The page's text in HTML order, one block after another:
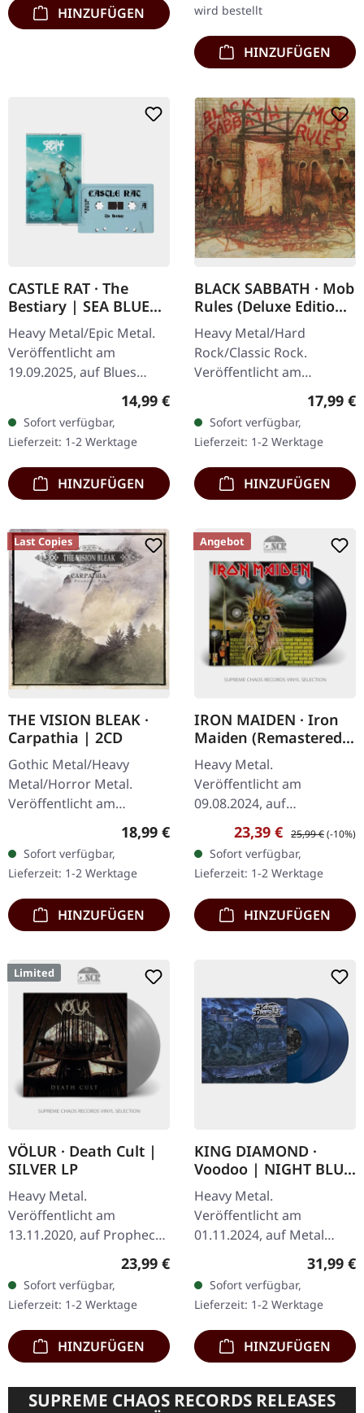
HINZUFÜGEN
wird bestellt
HINZUFÜGEN
CASTLE RAT · The
Bestiary | SEA BLUE
TAPE
Heavy Metal/Epic Metal.
Veröffentlicht am
19.09.2025, auf Blues
Funeral Recordings.
Transparent meerblaue
Musik-Kassstte. Das
mittelalterliche…
Regulärer Preis:
14,99 €
Sofort verfügbar,
Lieferzeit: 1-2 Werktage
HINZUFÜGEN
BLACK SABBATH · Mob
Rules (Deluxe Edition)
| 2CD
Heavy Metal/Hard
Rock/Classic Rock.
Veröffentlicht am
09.04.2010, auf Sanctuary
Records. 2CD Deluxe
Edition im Jewelcase.
Black Sabbaths "Mob
Rules"…
17,99 €
Sofort verfügbar,
Lieferzeit: 1-2 Werktage
HINZUFÜGEN
Last Copies
THE VISION BLEAK ·
Carpathia | 2CD
Gothic Metal/Heavy
Metal/Horror Metal.
Veröffentlicht am
29.08.2005, auf Prophecy
Productions. Deluxe-
Edition + Bonus-CD The
Vision Bleak kehren mit…
Regulärer Preis:
18,99 €
Sofort verfügbar,
Lieferzeit: 1-2 Werktage
HINZUFÜGEN
Angebot
IRON MAIDEN · Iron
Maiden (Remastered)
| BLACK LP
Heavy Metal.
Veröffentlicht am
09.08.2024, auf
Parlophone Records.
Remasterte Ausgabe auf
schwarzem Vinyl im
Standard-Cover. Das
selbstbetitelte…
Verkaufspreis:
23,39 € Regulärer Preis:
25,99 €(-10%)
Sofort verfügbar,
Lieferzeit: 1-2 Werktage
HINZUFÜGEN
Limited
VÖLUR · Death Cult |
SILVER LP
Heavy Metal.
Veröffentlicht am
13.11.2020, auf Prophecy
Productions. Silbernes
Vinyl mit bedruckter
Innenhülle. Limitiert auf
200 Exemplare. Völur…
Regulärer Preis:
23,99 €
Sofort verfügbar,
Lieferzeit: 1-2 Werktage
HINZUFÜGEN
KING DIAMOND ·
Voodoo | NIGHT BLUE
PEARL 2LP
Heavy Metal.
Veröffentlicht am
01.11.2024, auf Metal
Blade Records. Night Blue
"Pearl" Doppel-Vinyl im
Gatefold-Cover mit
Einleger und Poster.…
31,99 €
Sofort verfügbar,
Lieferzeit: 1-2 Werktage
HINZUFÜGEN
SUPREME CHAOS RECORDS RELEASES